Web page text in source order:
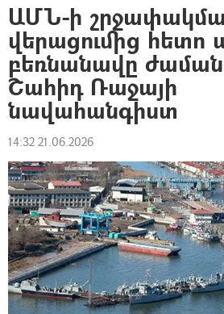
ԱՄՆ-ի
վերացումից հետո
բեռնանավը
Շահիդ Ռաջայի
նավահանգիստ
14:32 21.06.2026